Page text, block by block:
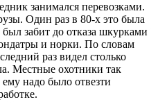
занимался перевозками.
Один раз в 80-х это была
был забит до отказа шкурками
и норки. По словам
раз видел столько
Местные охотники так
надо было отвезти